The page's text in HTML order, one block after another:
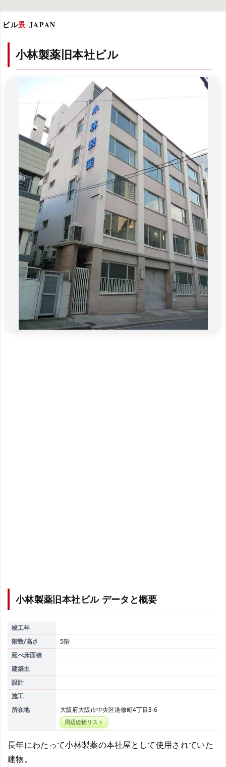
ビル景 JAPAN
小林製薬旧本社ビル
小林製薬旧本社ビル データと概要
竣工年
階数/高さ
5階
延べ床面積
建築主
設計
施工
所在地
大阪府大阪市中央区道修町4丁目3-6
周辺建物リスト
長年にわたって小林製薬の本社屋として使用されていた
建物。